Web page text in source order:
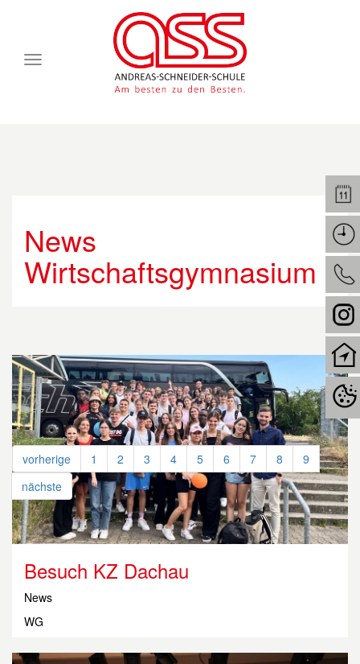
Toggle
News
Wirtschaftsgymnasium
vorherige 1 2 3 4 5 6 7
nächste
Besuch KZ Dachau
News
WG
vorherige 1 2 3 4 5 6 7 8
9
nächste